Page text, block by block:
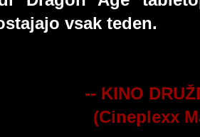
vsak teden.
-- KINO
(Cineplexx